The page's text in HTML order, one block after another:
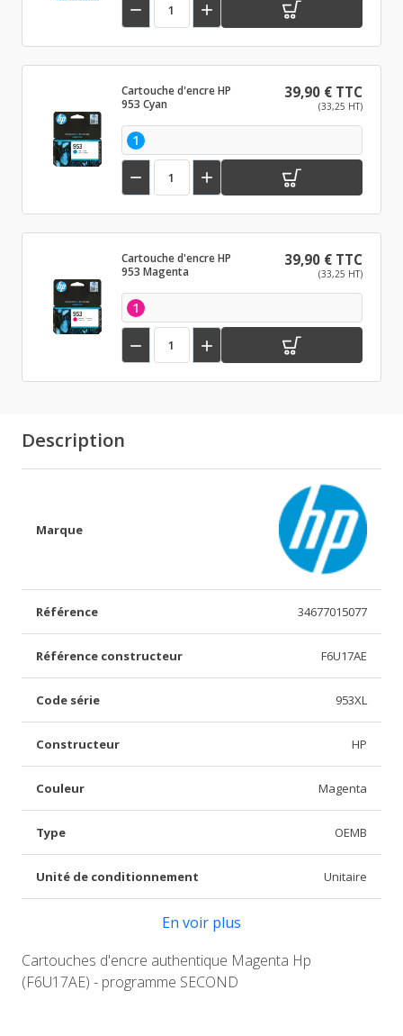
 
Cartouche d'encre HP
953 Cyan
39,90 € TTC
(33,25 HT)
1
 
Cartouche d'encre HP
953 Magenta
39,90 € TTC
(33,25 HT)
1
 
Description
Marque
Référence 34677015077
Référence constructeur F6U17AE
Code série 953XL
Constructeur HP
Couleur Magenta
Type OEMB
Unité de conditionnement Unitaire
En voir plus
Cartouches d'encre authentique Magenta Hp
(F6U17AE) - programme SECOND